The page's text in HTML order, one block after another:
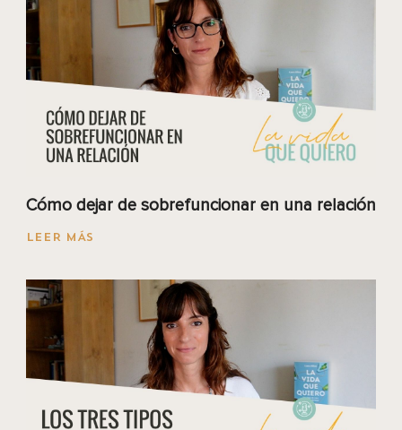
Cómo dejar de sobrefuncionar en una relación
LEER MÁS